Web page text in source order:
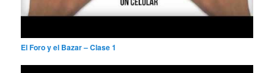
El Foro y el Bazar – Clase 1